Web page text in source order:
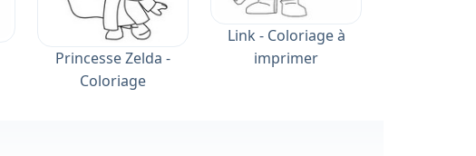
Princesse Zelda -
Coloriage
Link - Coloriage à
imprimer